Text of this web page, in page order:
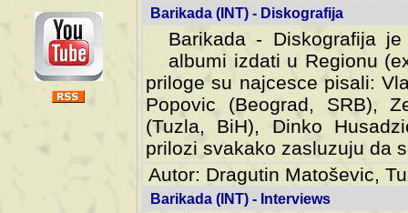
Barikada (INT) - Diskografija
Barikada - Diskografija
albumi izdati u Regionu
priloge su najcesce pisali:
Popovic (Beograd, SRB),
(Tuzla, BiH), Dinko
prilozi svakako zasluzuju da
Autor: Dragutin Matoševic,
Barikada (INT) - Interviews